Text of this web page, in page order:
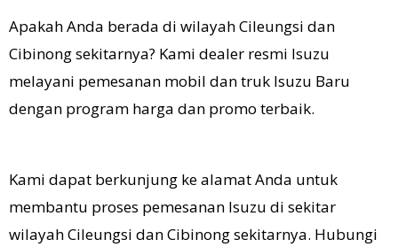
Apakah Anda berada di wilayah Cileungsi dan
Cibinong sekitarnya? Kami dealer resmi Isuzu
melayani pemesanan mobil dan truk Isuzu Baru
dengan program harga dan promo terbaik.
Kami dapat berkunjung ke alamat Anda untuk
membantu proses pemesanan Isuzu di sekitar
wilayah Cileungsi dan Cibinong sekitarnya. Hubungi